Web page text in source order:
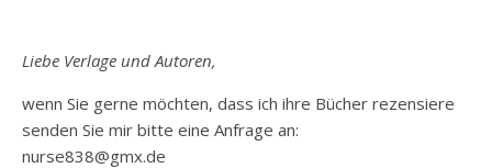
Liebe Verlage und Autoren,
wenn Sie gerne möchten, dass ich ihre Bücher rezensiere
senden Sie mir bitte eine Anfrage an:
nurse838@gmx.de